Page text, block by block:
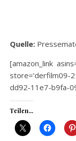
Quelle:
[amazon_link
store=’derfilm09-
dd92-11e7-b9fa-
Teilen...